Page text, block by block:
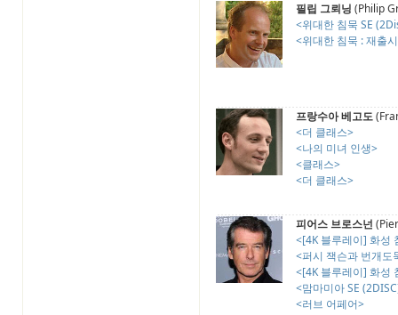
필립 그뢰닝 (Philip
<위대한 침묵 SE
<위대한 침묵 : 재출
프랑수아 베고도
<더 클래스>
<나의 미녀 인생>
<클래스>
<더 클래스>
피어스 브로스넌
<[4K 블루레이] 화성
<퍼시 잭슨과 번개도
<[4K 블루레이] 화성
<맘마미아 SE
<러브 어페어>